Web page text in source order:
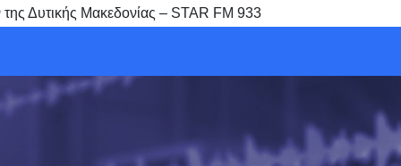
Δυτικής Μακεδονίας – STAR FM 933